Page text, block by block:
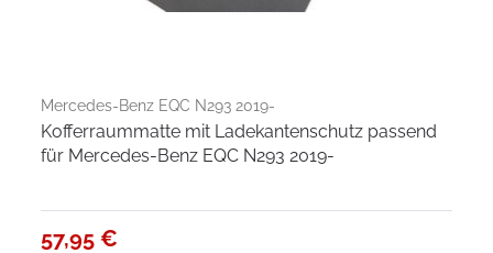
Mercedes-Benz EQC N293 2019-
Kofferraummatte mit Ladekantenschutz passend
für Mercedes-Benz EQC N293 2019-
57,95 €